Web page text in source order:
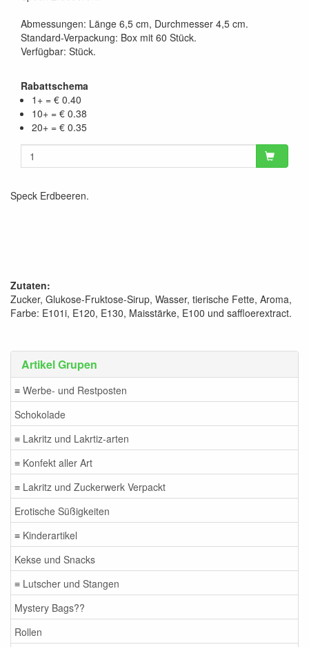
Artikel Grupen
≡ Werbe- und Restposten
Schokolade
≡ Lakritz und Lakrtiz-arten
≡ Konfekt aller Art
≡ Lakritz und Zuckerwerk Verpackt
Erotische Süßigkeiten
≡ Kinderartikel
Kekse und Snacks
≡ Lutscher und Stangen
Mystery Bags??
Rollen
Abmessungen: Länge 6,5 cm, Durchmesser 4,5 cm.
Standard-Verpackung: Box mit 60 Stück.
Verfügbar: Stück.
Rabattschema
1+ = € 0.40
10+ = € 0.38
20+ = € 0.35
Speck Erdbeeren.
Zutaten:
Zucker, Glukose-Fruktose-Sirup, Wasser, tierische Fette, Aroma,
Farbe: E101i, E120, E130, Maisstärke, E100 und saffloerextract.